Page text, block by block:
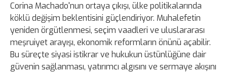
Corina Machado'nun ortaya çıkışı, ülke politikalarında
köklü değişim beklentisini güçlendiriyor. Muhalefetin
yeniden örgütlenmesi, seçim vaadleri ve uluslararası
meşruiyet arayışı, ekonomik reformların önünü açabilir.
Bu süreçte siyasi istikrar ve hukukun üstünlüğüne dair
güvenin sağlanması, yatırımcı algısını ve sermaye akışını